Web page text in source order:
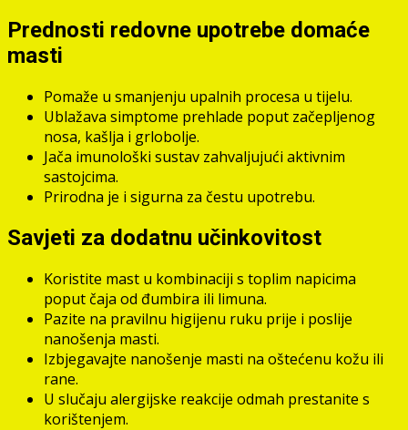
Prednosti redovne upotrebe domaće
masti
Pomaže u smanjenju upalnih procesa u tijelu.
Ublažava simptome prehlade poput začepljenog
nosa, kašlja i grlobolje.
Jača imunološki sustav zahvaljujući aktivnim
sastojcima.
Prirodna je i sigurna za čestu upotrebu.
Savjeti za dodatnu učinkovitost
Koristite mast u kombinaciji s toplim napicima
poput čaja od đumbira ili limuna.
Pazite na pravilnu higijenu ruku prije i poslije
nanošenja masti.
Izbjegavajte nanošenje masti na oštećenu kožu ili
rane.
U slučaju alergijske reakcije odmah prestanite s
korištenjem.